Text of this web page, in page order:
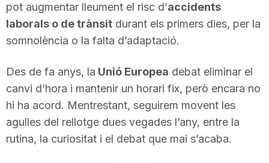
pot augmentar lleument el risc d’accidents
laborals o de trànsit durant els primers dies, per la
somnolència o la falta d’adaptació.
Des de fa anys, la Unió Europea debat eliminar el
canvi d’hora i mantenir un horari fix, però encara no
hi ha acord. Mentrestant, seguirem movent les
agulles del rellotge dues vegades l’any, entre la
rutina, la curiositat i el debat que mai s’acaba.